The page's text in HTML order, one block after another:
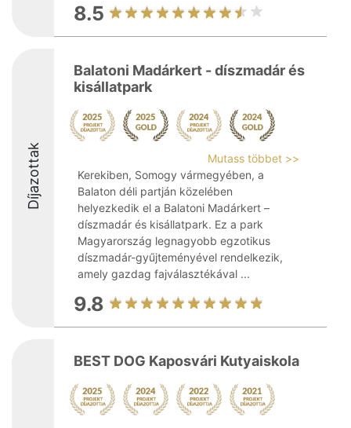
8.5
Díjazottak
Balatoni Madárkert - díszmadár és
kisállatpark
Mutass többet >>
Kerekiben, Somogy vármegyében, a
Balaton déli partján közelében
helyezkedik el a Balatoni Madárkert –
díszmadár és kisállatpark. Ez a park
Magyarország legnagyobb egzotikus
díszmadár-gyűjteményével rendelkezik,
amely gazdag fajválasztékával ...
9.8
BEST DOG Kaposvári Kutyaiskola